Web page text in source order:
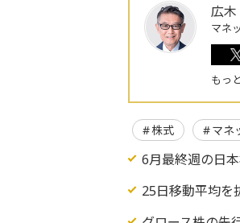
広木
マネ
もっ
株式 マネ
6月最終週の日
25日移動平均を